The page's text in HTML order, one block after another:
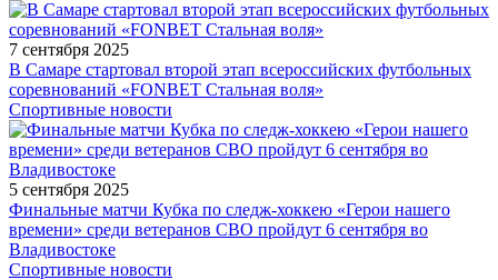
7 сентября 2025
В Самаре стартовал второй этап всероссийских футбольных
соревнований «FONBET Стальная воля»
Спортивные новости
5 сентября 2025
Финальные матчи Кубка по следж-хоккею «Герои нашего
времени» среди ветеранов СВО пройдут 6 сентября во
Владивостоке
Спортивные новости